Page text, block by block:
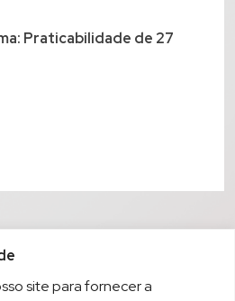
site para fornecer a
Praticabilidade de 27